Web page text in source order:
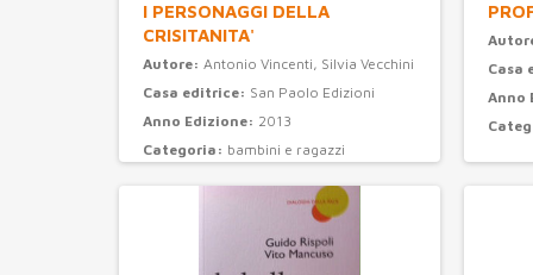
I PERSONAGGI DELLA
CRISITANITA'
Autore: Antonio Vincenti, Silvia Vecchini
Casa editrice: San Paolo Edizioni
Anno Edizione: 2013
Categoria: bambini e ragazzi
Casa
Anno